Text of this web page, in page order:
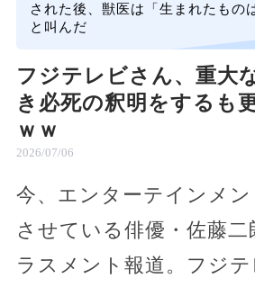
された後、獣医は「生まれたもの
と叫んだ
フジテレビさん、重大
き必死の釈明をするも
ｗｗ
2026/07/06
今、エンターテインメ
させている俳優・佐藤
ラスメント報道。フジ